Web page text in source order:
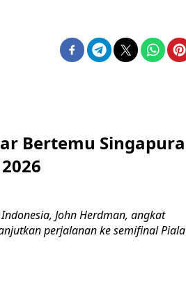
Bertemu Singapura
Indonesia, John Herdman, angkat
perjalanan ke semifinal Piala